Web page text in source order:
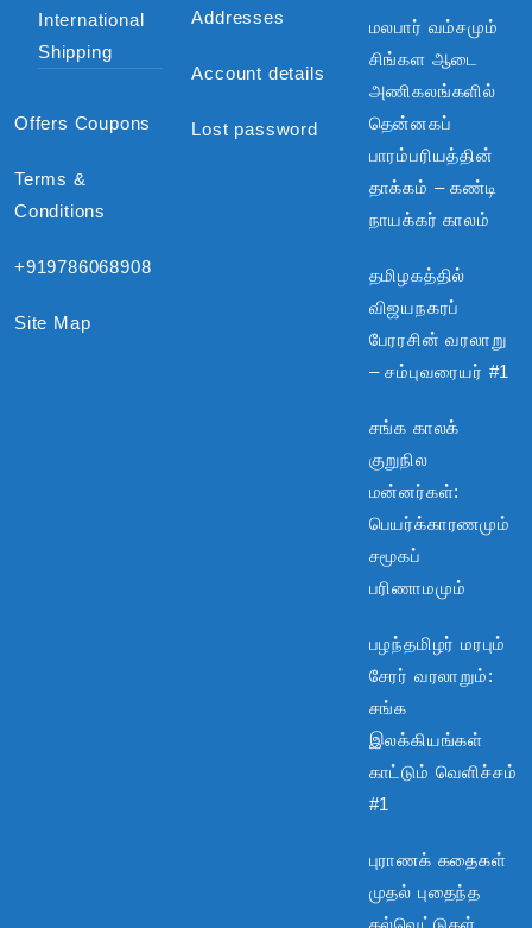
International
Shipping
Offers Coupons
Terms &
Conditions
+919786068908
Site Map
Addresses
Account details
Lost password
மலபார் வம்சமும்
சிங்கள ஆடை
அணிகலங்களில்
தென்னகப்
பாரம்பரியத்தின்
தாக்கம் – கண்டி
நாயக்கர் காலம்
தமிழகத்தில்
விஜயநகரப்
பேரரசின் வரலாறு
– சம்புவரையர் #1
சங்க காலக்
குறுநில
மன்னர்கள்:
பெயர்க்காரணமும்
சமூகப்
பரிணாமமும்
பழந்தமிழர் மரபும்
சேரர் வரலாறும்:
சங்க
இலக்கியங்கள்
காட்டும் வெளிச்சம்
#1
புராணக் கதைகள்
முதல் புதைந்த
கல்வெட்டுகள்